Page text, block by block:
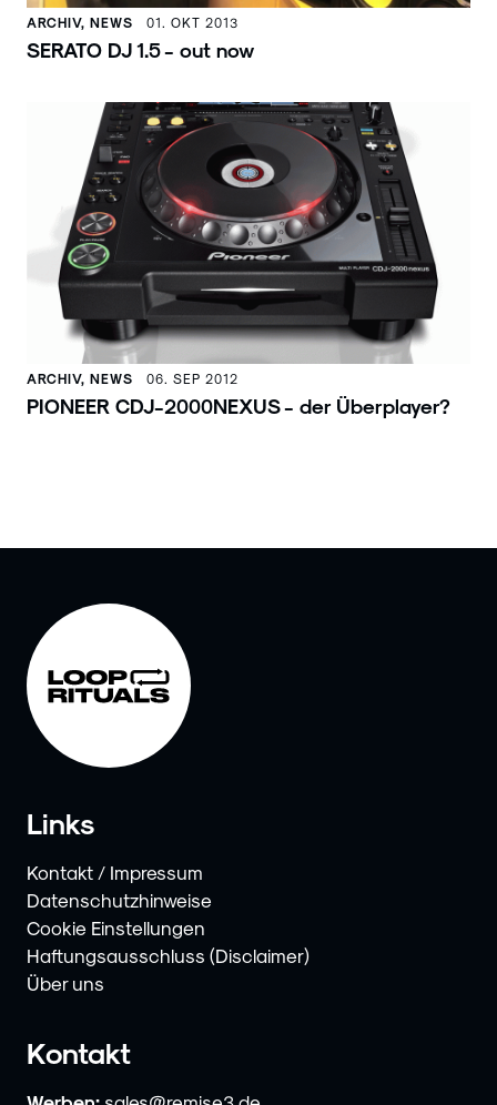
ARCHIV, NEWS 01. OKT 2013
SERATO DJ 1.5 - out now
ARCHIV, NEWS 06. SEP 2012
PIONEER CDJ-2000NEXUS - der Überplayer?
Links
Kontakt / Impressum
Datenschutzhinweise
Cookie Einstellungen
Haftungsausschluss (Disclaimer)
Über uns
Kontakt